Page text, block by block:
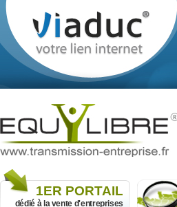
1ER PORTAIL
dédié à la vente d'entreprises